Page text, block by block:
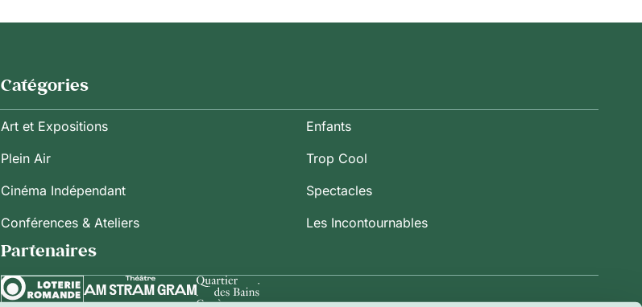
Catégories
Art et Expositions
Plein Air
Cinéma Indépendant
Conférences & Ateliers
Enfants
Trop Cool
Spectacles
Les Incontournables
Partenaires